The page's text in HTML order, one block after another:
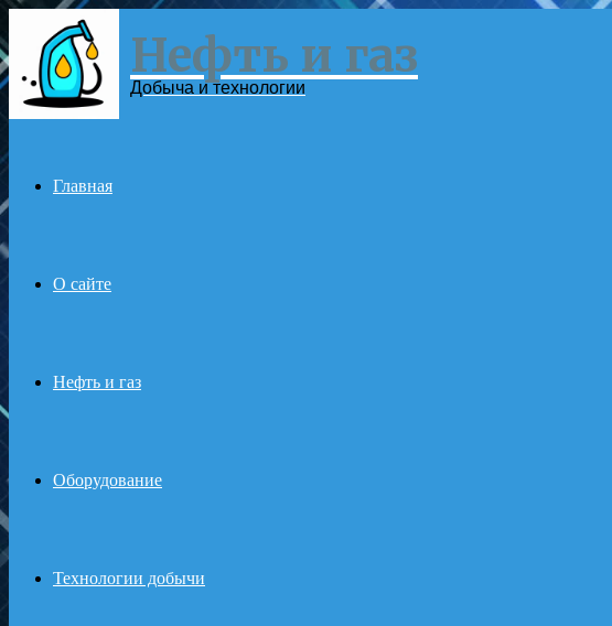
Menu Нефть и газ
Добыча и технологии
Главная
О сайте
Нефть и газ
Оборудование
Технологии добычи